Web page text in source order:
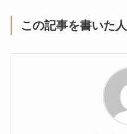
この記事を書いた人